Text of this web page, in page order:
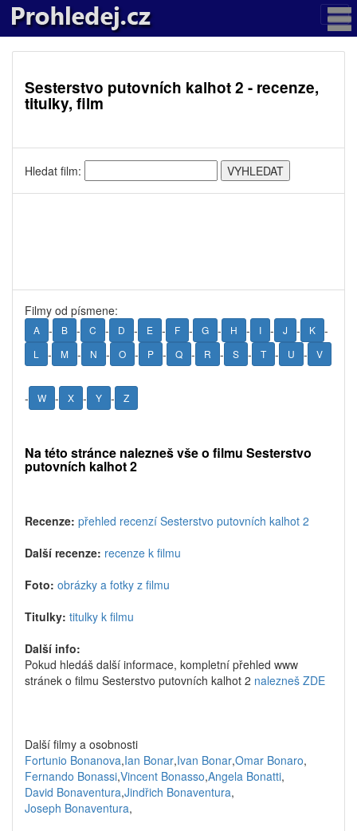
Sesterstvo putovních kalhot 2 - recenze,
titulky, film
Hledat film:
Filmy od písmene:
A - B - C - D - E - F - G - H - I - J - K -
L - M - N - O - P - Q - R - S - T - U - V
- W - X - Y - Z
Na této stránce nalezneš vše o filmu Sesterstvo
putovních kalhot 2
Recenze: přehled recenzí Sesterstvo putovních kalhot 2
Další recenze: recenze k filmu
Foto: obrázky a fotky z filmu
Titulky: titulky k filmu
Další info:
Pokud hledáš další informace, kompletní přehled www
stránek o filmu Sesterstvo putovních kalhot 2 nalezneš ZDE
Další filmy a osobnosti
Fortunio Bonanova,Ian Bonar,Ivan Bonar,Omar Bonaro,
Fernando Bonassi,Vincent Bonasso,Angela Bonatti,
David Bonaventura,Jindřich Bonaventura,
Joseph Bonaventura,